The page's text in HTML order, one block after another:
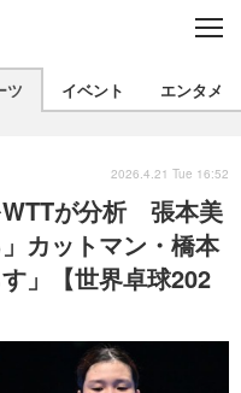
C
E
衣類
バックナンバー
インプレ
国内
まとめ
文化
出版／映画
ツ イベント エンタメ
WTTが分析 張本美
カットマン・橋本
」【世界卓球202
2026.4.21 Tue 16:52